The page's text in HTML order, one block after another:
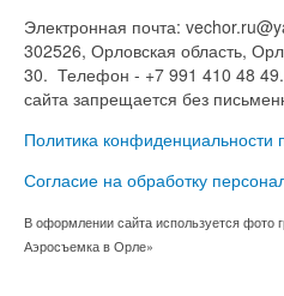
Электронная почта:
302526, Орловская область,
30. Телефон - +7 991 410 48
сайта запрещается без
Политика конфиденциальности
Согласие на обработку
В оформлении сайта используется фото
Аэросъемка в Орле»